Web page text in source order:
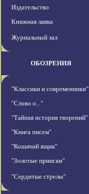
Издательство
Книжная лавка
Журнальный зал
ОБОЗРЕНИЯ
"Классики и современники"
"Слово о..."
"Тайная история творений"
"Книга писем"
"Кошачий ящик"
"Золотые прииски"
"Сердитые стрелы"